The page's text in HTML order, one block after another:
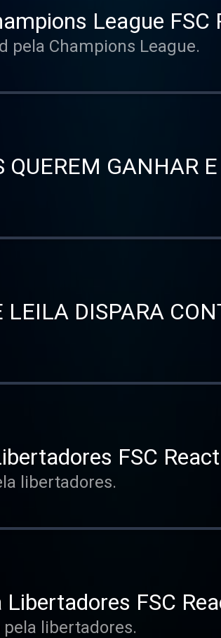
League FSC
pela Champions League.
GANHAR E
DISPARA
FSC React
libertadores.
Libertadores FSC
libertadores.